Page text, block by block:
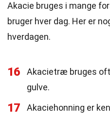
Akacie bruges i mange
bruger hver dag. Her er
hverdagen.
16
Akacietræ bruges
gulve.
17
Akaciehonning er